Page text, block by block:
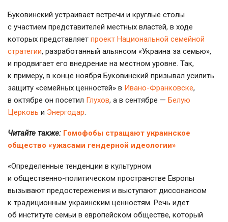
Буковинский устраивает встречи и круглые столы
с участием представителей местных властей, в ходе
которых представляет проект Национальной семейной
стратегии, разработанный альянсом «Украина за семью»,
и продвигает его внедрение на местном уровне. Так,
к примеру, в конце ноября Буковинский призывал усилить
защиту «семейных ценностей» в Ивано-Франковске,
в октябре он посетил Глухов, а в сентябре — Белую
Церковь и Энергодар.
Читайте также: Гомофобы стращают украинское
общество «ужасами гендерной идеологии»
«Определенные тенденции в культурном
и общественно-политическом пространстве Европы
вызывают предостережения и выступают диссонансом
к традиционным украинским ценностям. Речь идет
об институте семьи в европейском обществе, который